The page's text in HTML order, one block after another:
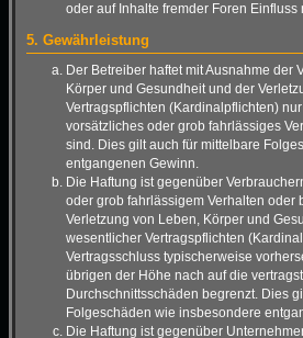
oder auf Inhalte fremder Foren Einfluss
5. Gewährleistung
Der Betreiber haftet mit Ausnahme der
Körper und Gesundheit und der
Vertragspflichten (Kardinalpflichten)
vorsätzliches oder grob fahrlässiges
sind. Dies gilt auch für mittelbare
entgangenen Gewinn.
Die Haftung ist gegenüber
oder grob fahrlässigem Verhalten oder
Verletzung von Leben, Körper und
wesentlicher Vertragspflichten
Vertragsschluss typischerweise
übrigen der Höhe nach auf die
Durchschnittsschäden begrenzt. Dies
Folgeschäden wie insbesondere
Die Haftung ist gegenüber